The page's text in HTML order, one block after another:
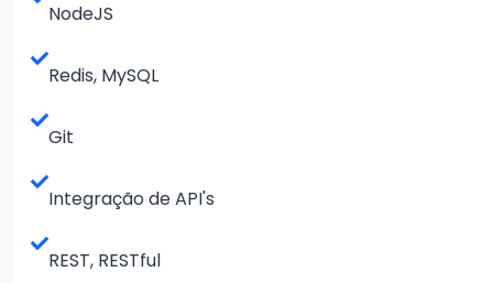
NodeJS
Redis, MySQL
Git
Integração de API's
REST, RESTful